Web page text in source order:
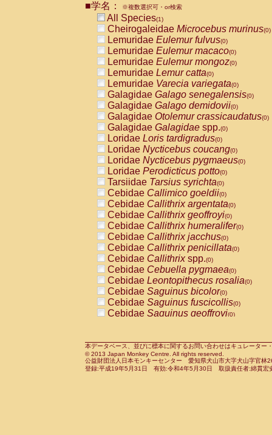
CebidaeCebus nigrivittatus
CebidaeCebus
CebidaeSaimiri boliviensis(0)
CebidaeSaimiri sciureus(0)
AtelidaeAlouatta caraya(0)
AtelidaeAlouatta fusca(0)
AtelidaeAlouatta seniculus
AtelidaeAlouattaspp.(0)
AtelidaeAteles belzebuth(0)
AtelidaeAteles geoffroyi(0)
AtelidaeAteles paniscus(0)
AtelidaeAtelesspp.(0)
Atelidae Lagothrix lagothricha
AtelidaeLagothrix lagothricha cana
PitheciidaeCacajao calvus
PitheciidaeCallicebus cupreus
PitheciidaeCallicebus donacophilus
PitheciidaeCallicebus moloch
PitheciidaeCallicebus torquatus
PitheciidaeCallicebusspp.(0)
PitheciidaeChiropotes satanas(0)
PitheciidaePithecia monachus
PitheciidaePithecia pithecia(0)
CercopithecidaeCercocebus agilis
CercopithecidaeCercocebus
CercopithecidaeCercocebus
CercopithecidaeCercocebus
CercopithecidaeCercocebus
CercopithecidaeCercocebushybrid
CercopithecidaePapio anubis(0)
CercopithecidaePapio cynocephalus
CercopithecidaePapio hamadryas(0)
■学名： ※複数選択可・or検索
All Species(1)
Cheirogaleidae Microcebus murinus(0)
Lemuridae Eulemur fulvus(0)
Lemuridae Eulemur macaco(0)
Lemuridae Eulemur mongoz(0)
Lemuridae Lemur catta(0)
Lemuridae Varecia variegata(0)
Galagidae Galago senegalensis(0)
Galagidae Galago demidovii(0)
Galagidae Otolemur crassicaudatus(0)
Galagidae Galagidae spp.(0)
Loridae Loris tardigradus(0)
Loridae Nycticebus coucang(0)
Loridae Nycticebus pygmaeus(0)
Loridae Perodicticus potto(0)
Tarsiidae Tarsius syrichta(0)
Cebidae Callimico goeldii(0)
Cebidae Callithrix argentata(0)
Cebidae Callithrix geoffroyi(0)
Cebidae Callithrix humeralifer(0)
Cebidae Callithrix jacchus(0)
Cebidae Callithrix penicillata(0)
Cebidae Callithrixspp.(0)
Cebidae Cebuella pygmaea(0)
Cebidae Leontopithecus rosalia(0)
Cebidae Saguinus bicolor(0)
Cebidae Saguinus fuscicollis(0)
Cebidae Saguinus geoffroyi(0)
CebidaeSaguinus leucopus(0)
CebidaeSaguinus midas(0)
Cebidae Saguinus mystax(0)
本データベース、並びに標本に関するお問い合わせはキュレータ
© 2013 Japan Monkey Centre. All rights reserved.
公益財団法人日本モンキーセンター 愛知県犬山市大字犬山字官
登録:平成19年5月31日 有効:令和4年5月30日 取扱責任者:綿貫宏